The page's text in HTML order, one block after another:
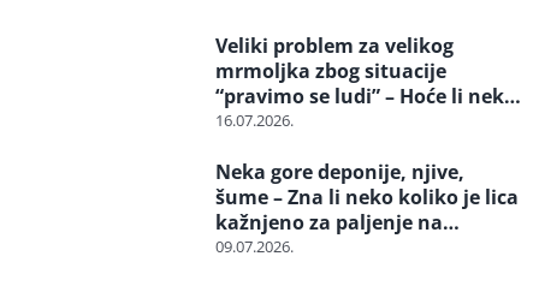
Veliki problem za velikog
mrmoljka zbog situacije
“pravimo se ludi” – Hoće li neko
reagovati i spasiti strogo
16.07.2026.
Neka gore deponije, njive,
šume – Zna li neko koliko je lica
kažnjeno za paljenje na
otvorenom
09.07.2026.